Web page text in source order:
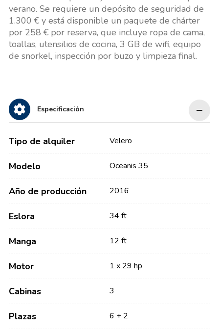
verano. Se requiere un depósito de seguridad de
1.300 € y está disponible un paquete de chárter
por 258 € por reserva, que incluye ropa de cama,
toallas, utensilios de cocina, 3 GB de wifi, equipo
de snorkel, inspección por buzo y limpieza final.
Especificación
Tipo de alquiler Velero
Modelo Oceanis 35
Año de producción 2016
Eslora 34 ft
Manga 12 ft
Motor 1 x 29 hp
Cabinas 3
Plazas 6 + 2